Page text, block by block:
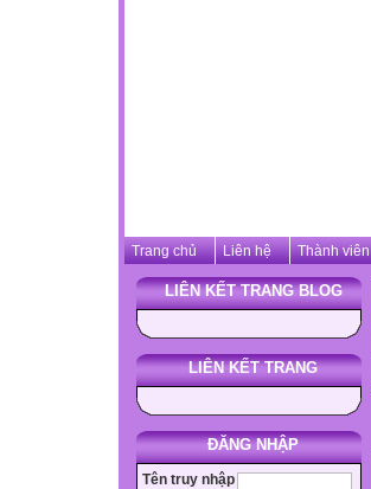
Trang chủ Liên hệ Thành viên
LIÊN KẾT TRANG BLOG
LIÊN KẾT TRANG
ĐĂNG NHẬP
Tên truy nhập